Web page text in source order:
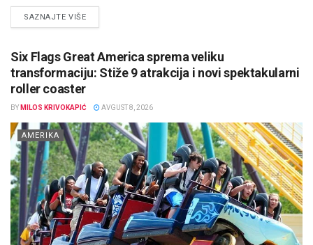
SAZNAJTE VIŠEDETAILS
Six Flags Great America sprema veliku
transformaciju: Stiže 9 atrakcija i novi spektakularni
roller coaster
BY MILOS KRIVOKAPIĆ AVGUST 8, 2026
AMERIKA